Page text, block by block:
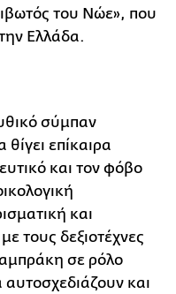
του Νώε», που
Ελλάδα.
σύμπαν
επίκαιρα
και τον φόβο
και
τους δεξιοτέχνες
σε ρόλο
και